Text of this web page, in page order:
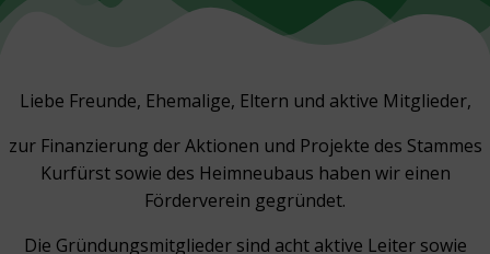
Liebe Freunde, Ehemalige, Eltern und aktive Mitglieder,
zur Finanzierung der Aktionen und Projekte des Stammes
Kurfürst sowie des Heimneubaus haben wir einen
Förderverein gegründet.
Die Gründungsmitglieder sind acht aktive Leiter sowie